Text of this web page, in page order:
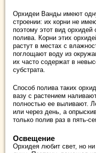
Орхидеи Ванды имеют
строении: их корни не
поэтому этот вид орхидей
полива. Корни этих
растут в местах с
поглощают воду из
их часто содержат в
субстрата.
Способ полива таких
вазу с растением
полностью ее выливают.
или через день, а
только полив раз в пять-
Освещение
Орхидея любит свет, но